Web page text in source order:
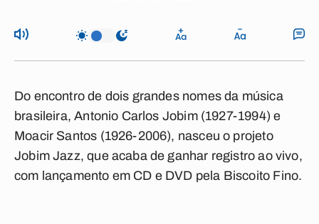
Do encontro de dois grandes nomes da música
brasileira, Antonio Carlos Jobim (1927-1994) e
Moacir Santos (1926-2006), nasceu o projeto
Jobim Jazz, que acaba de ganhar registro ao vivo,
com lançamento em CD e DVD pela Biscoito Fino.